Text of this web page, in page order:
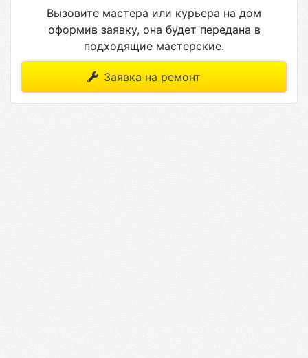
Вызовите мастера или курьера на дом
оформив заявку, она будет передана в
подходящие мастерские.
Заявка на ремонт